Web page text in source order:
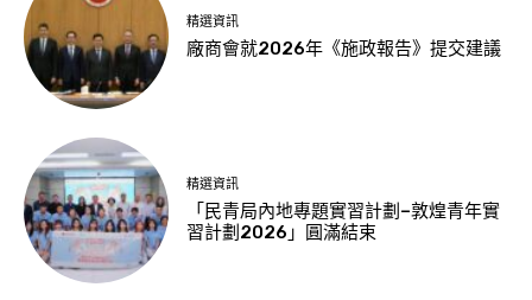
精選資訊
廠商會就2026年《施政報告》提交建議
精選資訊
「民青局內地專題實習計劃–敦煌青年實
習計劃2026」圓滿結束